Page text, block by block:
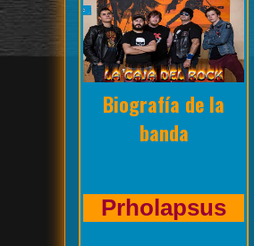
Entrevista de La
Caja del Rock a
Kasuales